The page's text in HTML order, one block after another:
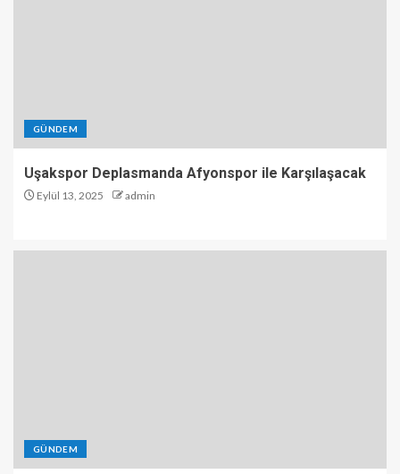
GÜNDEM
Uşakspor Deplasmanda Afyonspor ile Karşılaşacak
Eylül 13, 2025 admin
GÜNDEM